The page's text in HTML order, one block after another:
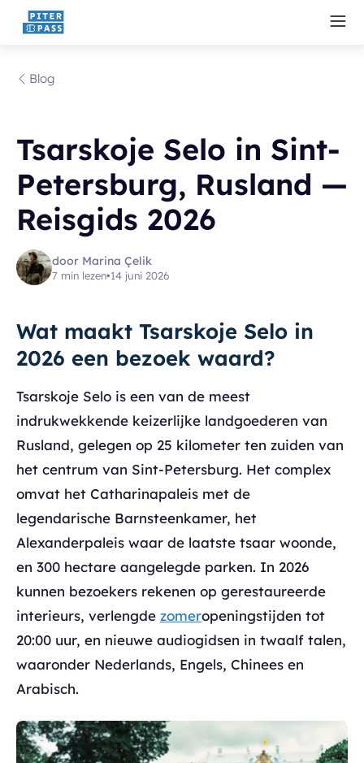
Blog
Tsarskoje Selo in Sint-
Petersburg, Rusland —
Reisgids 2026
door Marina Çelik
7 min lezen•14 juni 2026
Wat maakt Tsarskoje Selo in
2026 een bezoek waard?
Tsarskoje Selo is een van de meest
indrukwekkende keizerlijke landgoederen van
Rusland, gelegen op 25 kilometer ten zuiden van
het centrum van Sint-Petersburg. Het complex
omvat het Catharinapaleis met de
legendarische Barnsteenkamer, het
Alexanderpaleis waar de laatste tsaar woonde,
en 300 hectare aangelegde parken. In 2026
kunnen bezoekers rekenen op gerestaureerde
interieurs, verlengde zomeropeningstijden tot
20:00 uur, en nieuwe audiogidsen in twaalf talen,
waaronder Nederlands, Engels, Chinees en
Arabisch.